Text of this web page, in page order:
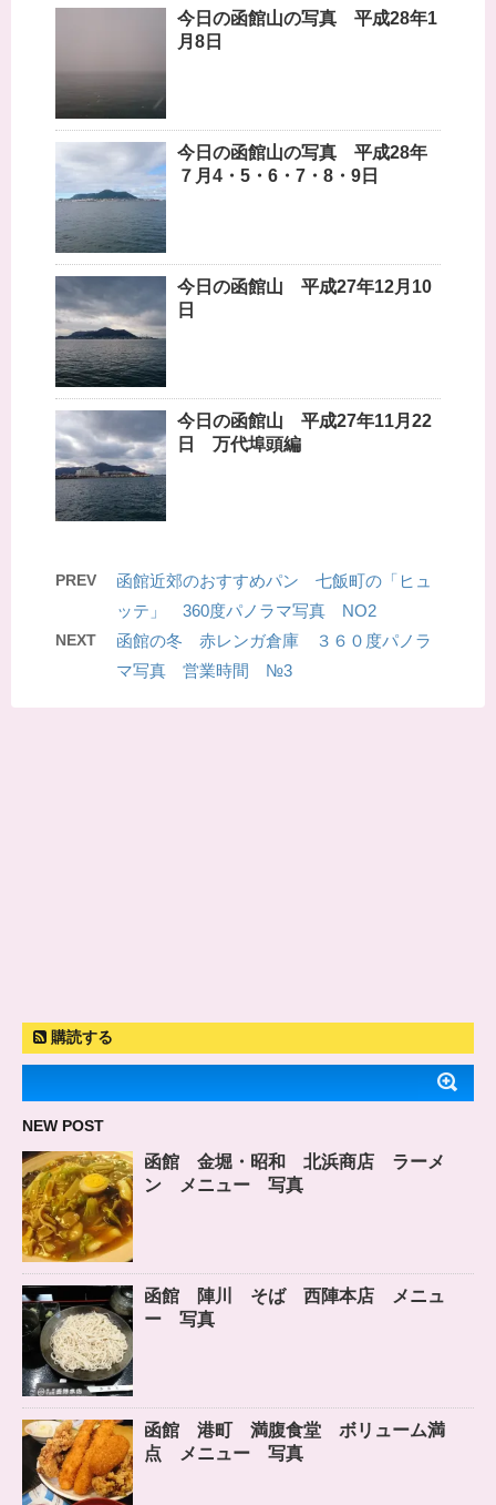
今日の函館山の写真 平成28年1
月8日
今日の函館山の写真 平成28年
７月4・5・6・7・8・9日
今日の函館山 平成27年12月10
日
今日の函館山 平成27年11月22
日 万代埠頭編
PREV
函館近郊のおすすめパン 七飯町の「ヒュ
ッテ」 360度パノラマ写真 NO2
NEXT
函館の冬 赤レンガ倉庫 ３６０度パノラ
マ写真 営業時間 №3
購読する
NEW POST
函館 金堀・昭和 北浜商店 ラーメ
ン メニュー 写真
函館 陣川 そば 西陣本店 メニュ
ー 写真
函館 港町 満腹食堂 ボリューム満
点 メニュー 写真